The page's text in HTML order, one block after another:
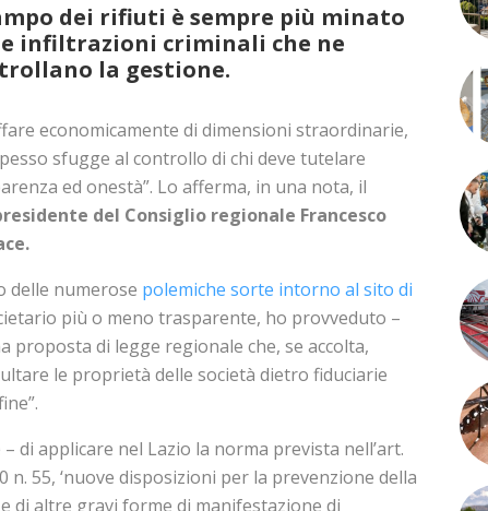
dei rifiuti è sempre più minato
infiltrazioni criminali che ne
la gestione.
economicamente di dimensioni straordinarie,
sfugge al controllo di chi deve tutelare
ed onestà”. Lo afferma, in una nota, il
del Consiglio regionale Francesco
delle numerose polemiche sorte intorno al sito di
più o meno trasparente, ho provveduto –
proposta di legge regionale che, se accolta,
le proprietà delle società dietro fiduciarie
di applicare nel Lazio la norma prevista nell’art.
n. 55, ‘nuove disposizioni per la prevenzione della
di altre gravi forme di manifestazione di